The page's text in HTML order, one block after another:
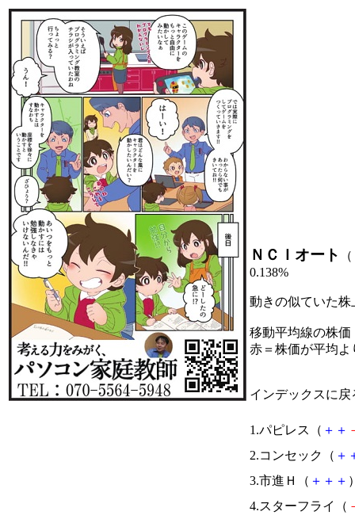
ＮＣＩオート （
0.138%
動きの似ていた
移動平均線の株価
赤＝株価が平均
インデックスに戻
1.パピレス（ ＋ ＋
2.コンセック（ ＋
3.市進Ｈ（ ＋ ＋ ＋
4.スターフライ（